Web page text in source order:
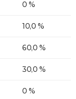
0 %
10,0 %
60,0 %
30,0 %
0 %